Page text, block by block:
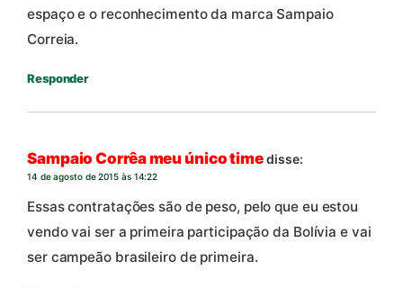
espaço e o reconhecimento da marca Sampaio
Correia.
Responder
Sampaio Corrêa meu único timedisse:
14 de agosto de 2015 às 14:22
Essas contratações são de peso, pelo que eu estou
vendo vai ser a primeira participação da Bolívia e vai
ser campeão brasileiro de primeira.